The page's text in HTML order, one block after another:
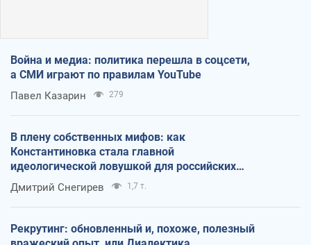
Война и медиа: политика перешла в соцсети,
а СМИ играют по правилам YouTube
Павел Казарин 279
В плену собственных мифов: как
Константиновка стала главной
идеологической ловушкой для российских
оккупантов
Дмитрий Снегирев 1,7 т.
Рекрутинг: обновленный и, похоже, полезный